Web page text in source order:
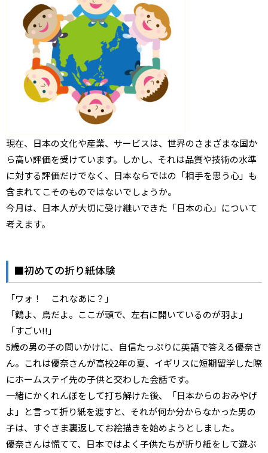
現在、日本の文化や産業、サービスは、世界のさまざまな国か
ら高い評価を受けています。しかし、それは品質や技術の水準
に対する評価だけでなく、日本ならではの「相手を思う心」も
含まれてこそのものではないでしょうか。
今月は、日本人が大切に受け継いできた「日本の心」について
考えます。
■初めての折り紙体験
「ワォ！ これなあに？」
「鶴よ、鳥だよ。ここが頭で、左右に開いているのが羽よ」
「すごい!!」
5歳の男の子の問いかけに、自信たっぷりに英語で答える優奈さ
ん。これは優奈さんが高校2年の夏、イギリスに短期留学した際
にホームステイ先の子供と交わした会話です。
一緒にかくれんぼをして打ち解けた後、「日本からのおみやげ
よ」と言って折り紙を渡すと、それが何か分からなかった男の
子は、すぐさま裏返してお絵描きを始めようとしました。
優奈さんは慌てて、日本ではよく子供たちが折り紙をして遊ぶ